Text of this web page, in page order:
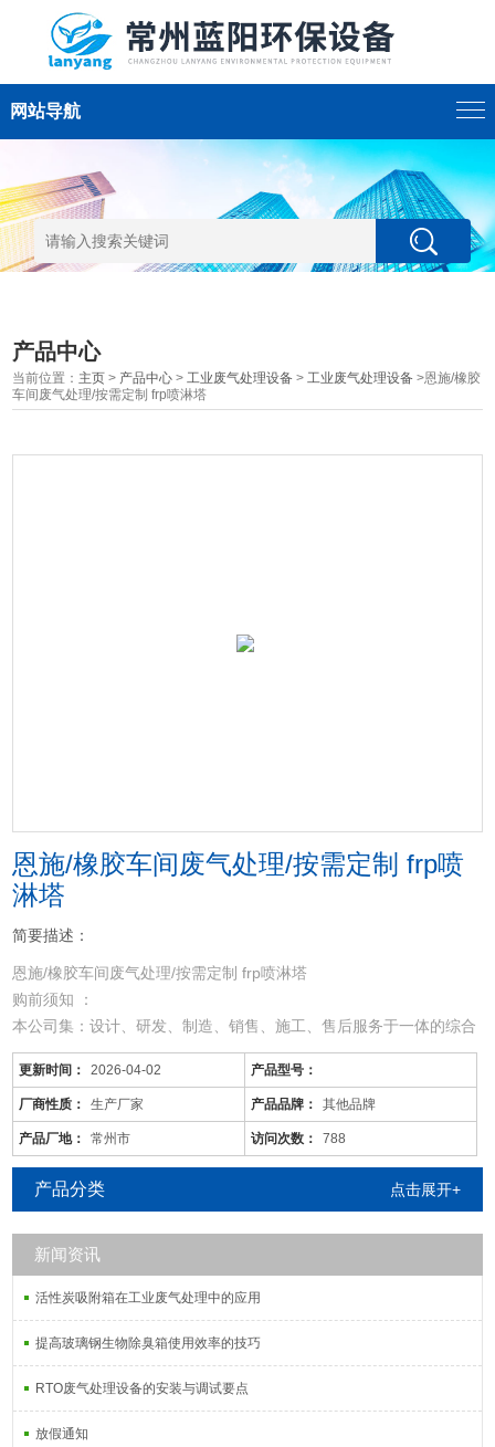
网站导航
产品中心
当前位置： 主页 > 产品中心 >工业废气处理设备 >工业废气处理设备 >恩施/橡胶
车间废气处理/按需定制 frp喷淋塔
恩施/橡胶车间废气处理/按需定制 frp喷
淋塔
简要描述：
恩施/橡胶车间废气处理/按需定制 frp喷淋塔
购前须知 ：
本公司集：设计、研发、制造、销售、施工、售后服务于一体的综合
型废气处理公司；
从事于：各类工业废气、废水、噪音、脱硫除尘、油烟火烟、通风降
温等工程的设计、制作、安装调试；
由于市场价格浮动影响，以上产品价格、属性仅供参考
恩施/橡胶车间废气处理/按需定制
活性炭吸附塔：
通过利用高性能活性炭吸附剂固体本身的
更新时间： 2026-04-02 产品型号：
厂商性质： 生产厂家 产品品牌： 其他品牌
产品厂地： 常州市 访问次数： 788
产品分类 点击展开+
新闻资讯
活性炭吸附箱在工业废气处理中的应用
提高玻璃钢生物除臭箱使用效率的技巧
RTO废气处理设备的安装与调试要点
放假通知